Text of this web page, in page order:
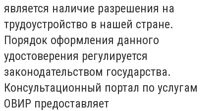
является наличие разрешения на
трудоустройство в нашей стране.
Порядок оформления данного
удостоверения регулируется
законодательством государства.
Консультационный портал по услугам
ОВИР предоставляет